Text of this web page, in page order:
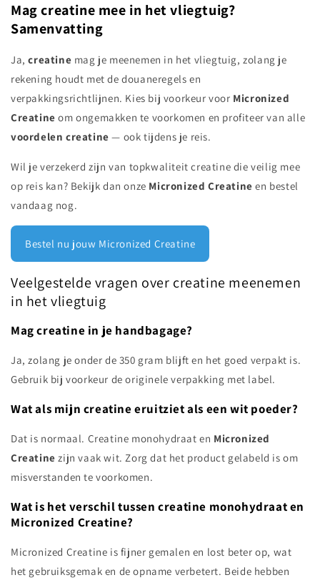
Mag creatine mee in het vliegtuig?
Samenvatting
Ja,creatine mag je meenemen in het vliegtuig, zolang je
rekening houdt met de douaneregels en
verpakkingsrichtlijnen. Kies bij voorkeur voor Micronized
Creatine om ongemakken te voorkomen en profiteer van alle
voordelen creatine — ook tijdens je reis.
Wil je verzekerd zijn van topkwaliteit creatine die veilig mee
op reis kan? Bekijk dan onze Micronized Creatine en bestel
vandaag nog.
Bestel nu jouw Micronized Creatine
Veelgestelde vragen over creatine meenemen
in het vliegtuig
Mag creatine in je handbagage?
Ja, zolang je onder de 350 gram blijft en het goed verpakt is.
Gebruik bij voorkeur de originele verpakking met label.
Wat als mijn creatine eruitziet als een wit poeder?
Dat is normaal. Creatine monohydraat en Micronized
Creatine zijn vaak wit. Zorg dat het product gelabeld is om
misverstanden te voorkomen.
Wat is het verschil tussen creatine monohydraat en
Micronized Creatine?
Micronized Creatine is fijner gemalen en lost beter op, wat
het gebruiksgemak en de opname verbetert. Beide hebben